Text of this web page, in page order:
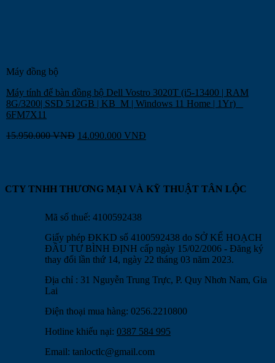
Máy đồng bộ
Máy tính để bàn đồng bộ Dell Vostro 3020T (i5-13400 | RAM
8G/3200| SSD 512GB | KB_M | Windows 11 Home | 1Yr) _
6FM7X11
15.950.000VNĐ 14.090.000 VNĐ
CTY TNHH THƯƠNG MẠI VÀ KỸ THUẬT TÂN LỘC
Mã số thuế: 4100592438
Giấy phép ĐKKD số 4100592438 do SỞ KẾ HOẠCH
ĐẦU TƯ BÌNH ĐỊNH cấp ngày 15/02/2006 - Đăng ký
thay đổi lần thứ 14, ngày 22 tháng 03 năm 2023.
Địa chỉ : 31 Nguyễn Trung Trực, P. Quy Nhơn Nam, Gia
Lai
Điện thoại mua hàng: 0256.2210800
Hotline khiếu nại: 0387 584 995
Email: tanloctlc@gmail.com